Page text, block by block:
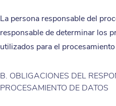
La persona responsable del
responsable de determinar los
utilizados para el
B. OBLIGACIONES DEL
PROCESAMIENTO DE DATOS